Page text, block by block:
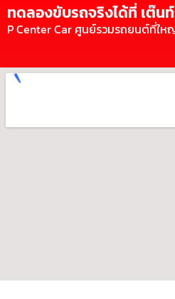
ทดลองขับรถจริงได้ที่ เต๊
P Center Car ศูนย์รวมรถยนต์ที่ใ